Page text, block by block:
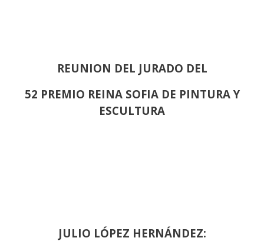
REUNION DEL JURADO DEL
52 PREMIO REINA SOFIA DE PINTURA Y
ESCULTURA
JULIO LÓPEZ HERNÁNDEZ: